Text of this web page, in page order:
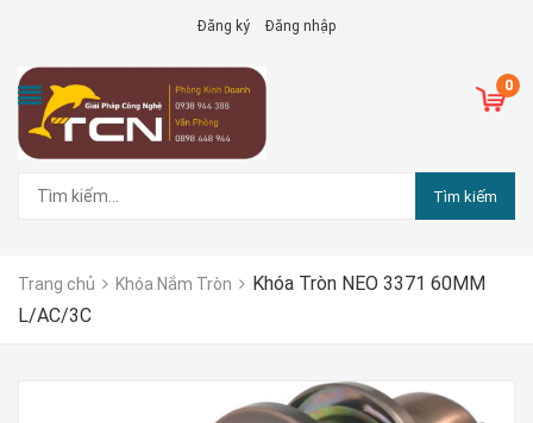
Đăng ký Đăng nhập
0
Tìm kiếm
Trang chủ Khóa Nắm Tròn
Khóa Tròn NEO 3371 60MM
L/AC/3C